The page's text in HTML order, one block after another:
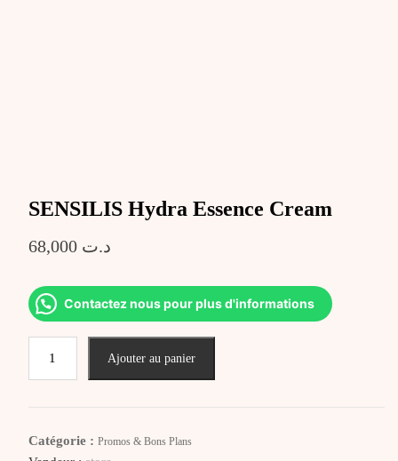
SENSILIS Hydra Essence Cream
د.ت 68,000
Contactez nous pour plus d'informations
Ajouter au panier
Catégorie : Promos & Bons Plans